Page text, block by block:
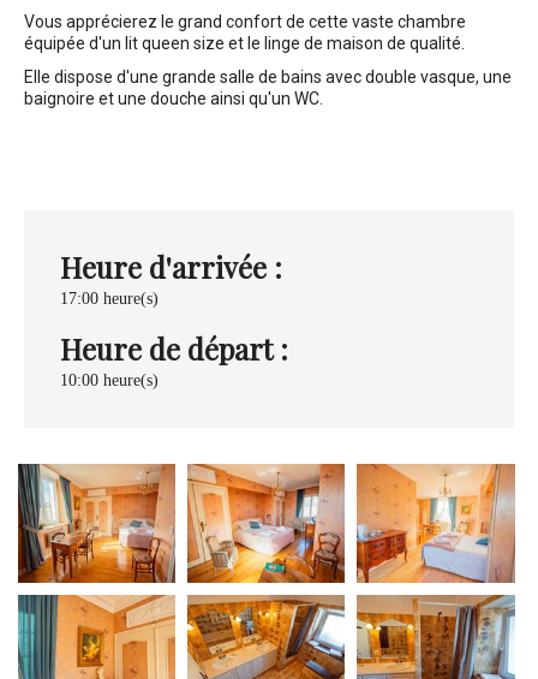
Vous apprécierez le grand confort de cette vaste chambre
équipée d'un lit queen size et le linge de maison de qualité.
Elle dispose d'une grande salle de bains avec double vasque, une
baignoire et une douche ainsi qu'un WC.
Heure d'arrivée :
17:00 heure(s)
Heure de départ :
10:00 heure(s)